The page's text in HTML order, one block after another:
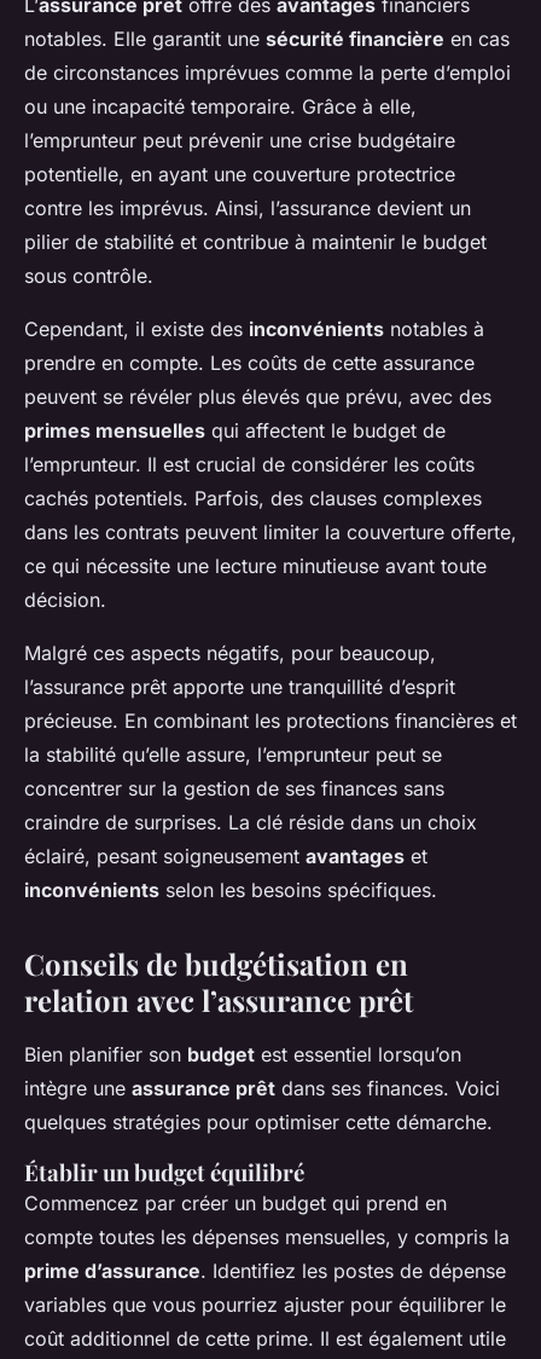
L’assurance prêt offre des avantages financiers
notables. Elle garantit une sécurité financière en cas
de circonstances imprévues comme la perte d’emploi
ou une incapacité temporaire. Grâce à elle,
l’emprunteur peut prévenir une crise budgétaire
potentielle, en ayant une couverture protectrice
contre les imprévus. Ainsi, l’assurance devient un
pilier de stabilité et contribue à maintenir le budget
sous contrôle.
Cependant, il existe des inconvénients notables à
prendre en compte. Les coûts de cette assurance
peuvent se révéler plus élevés que prévu, avec des
primes mensuelles qui affectent le budget de
l’emprunteur. Il est crucial de considérer les coûts
cachés potentiels. Parfois, des clauses complexes
dans les contrats peuvent limiter la couverture offerte,
ce qui nécessite une lecture minutieuse avant toute
décision.
Malgré ces aspects négatifs, pour beaucoup,
l’assurance prêt apporte une tranquillité d’esprit
précieuse. En combinant les protections financières et
la stabilité qu’elle assure, l’emprunteur peut se
concentrer sur la gestion de ses finances sans
craindre de surprises. La clé réside dans un choix
éclairé, pesant soigneusement avantages et
inconvénients selon les besoins spécifiques.
Conseils de budgétisation en
relation avec l’assurance prêt
Bien planifier son budget est essentiel lorsqu’on
intègre une assurance prêt dans ses finances. Voici
quelques stratégies pour optimiser cette démarche.
Établir un budget équilibré
Commencez par créer un budget qui prend en
compte toutes les dépenses mensuelles, y compris la
prime d’assurance. Identifiez les postes de dépense
variables que vous pourriez ajuster pour équilibrer le
coût additionnel de cette prime. Il est également utile